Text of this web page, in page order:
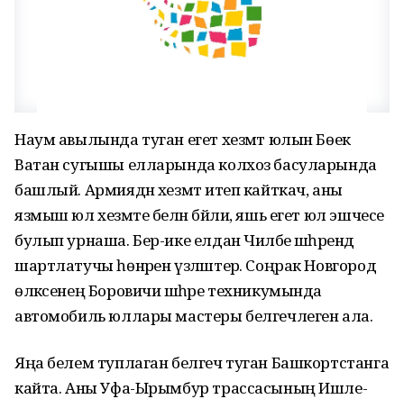
Наум авылында туган егет хезмәт юлын Бөек
Ватан сугышы елларында колхоз басуларында
башлый. Армиядән хезмәт итеп кайткач, аны
язмыш юл хезмәте белән бәйли, яшь егет юл эшчесе
булып урнаша. Бер-ике елдан Чиләбе шәһәрендә
шартлатучы һөнәрен үзләштерә. Соңрак Новгород
өлкәсенең Боровичи шәһәре техникумында
автомобиль юллары мастеры белгечлеген ала.
Яңа белем туплаган белгеч туган Башкортстанга
кайта. Аны Уфа-Ырымбур трассасының Ишле-